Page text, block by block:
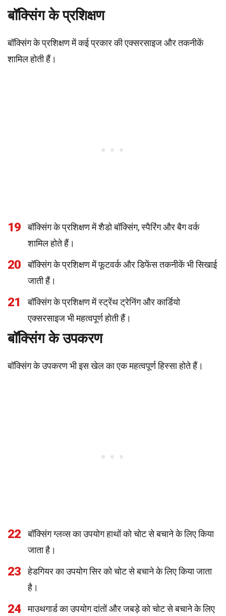
बॉक्सिंग के प्रशिक्षण
बॉक्सिंग के प्रशिक्षण में कई प्रकार की एक्सरसाइज और तकनीकें
शामिल होती हैं।
19
बॉक्सिंग के प्रशिक्षण में शैडो बॉक्सिंग, स्पैरिंग और बैग वर्क
शामिल होते हैं।
20
बॉक्सिंग के प्रशिक्षण में फूटवर्क और डिफेंस तकनीकें भी सिखाई
जाती हैं।
21
बॉक्सिंग के प्रशिक्षण में स्ट्रेंथ ट्रेनिंग और कार्डियो
एक्सरसाइज भी महत्वपूर्ण होती हैं।
बॉक्सिंग के उपकरण
बॉक्सिंग के उपकरण भी इस खेल का एक महत्वपूर्ण हिस्सा होते हैं।
22
बॉक्सिंग ग्लव्स का उपयोग हाथों को चोट से बचाने के लिए किया
जाता है।
23
हेडगियर का उपयोग सिर को चोट से बचाने के लिए किया जाता
है।
24 माउथगार्ड का उपयोग दांतों और जबड़े को चोट से बचाने के लिए